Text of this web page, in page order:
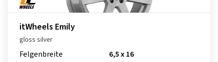
itWheels Emily
gloss silver
Felgenbreite
6,5 x 16